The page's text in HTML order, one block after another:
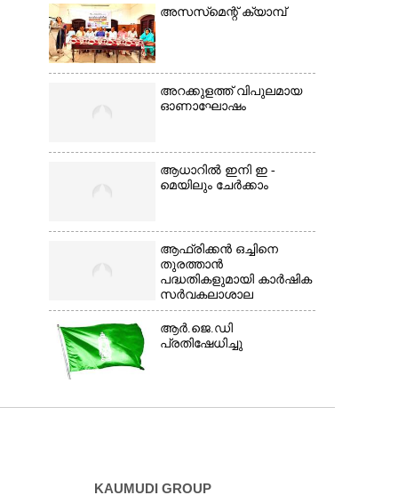
അസസ്‌മെന്റ് ക്യാമ്പ്
അറക്കുളത്ത് വിപുലമായ
ഓണാഘോഷം
ആധാറിൽ ഇനി ഇ -
മെയിലും ചേർക്കാം
ആഫ്രിക്കൻ ഒച്ചിനെ
തുരത്താൻ
പദ്ധതികളുമായി കാർഷിക
സർവകലാശാല
ആർ.ജെ.ഡി
പ്രതിഷേധിച്ചു
KAUMUDI GROUP